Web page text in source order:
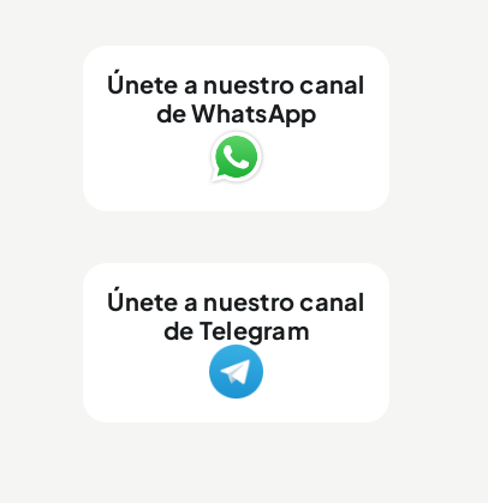
Únete a nuestro canal
de WhatsApp
Únete a nuestro canal
de Telegram